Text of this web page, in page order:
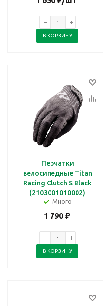
В КОРЗИНУ
Перчатки
велосипедные Titan
Racing Clutch S Black
(2103001010002)
Много
1 790₽
В КОРЗИНУ